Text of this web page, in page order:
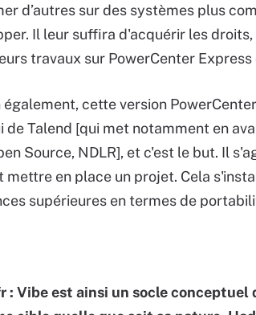
d’autres sur des systèmes plus
Il leur suffira d'acquérir les
travaux sur PowerCenter
cette version
de Talend [qui met notamment en
Source, NDLR], et c'est le but. Il
mettre en place un projet. Cela
supérieures en termes de
: Vibe est ainsi un socle